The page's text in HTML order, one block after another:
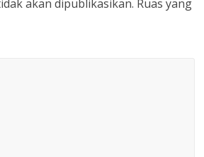
akan dipublikasikan. Ruas yang